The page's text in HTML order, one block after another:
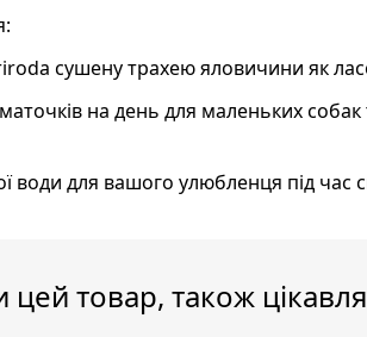
сушену трахею яловичини як
на день для маленьких
води для вашого улюбленця під час
цей товар, також